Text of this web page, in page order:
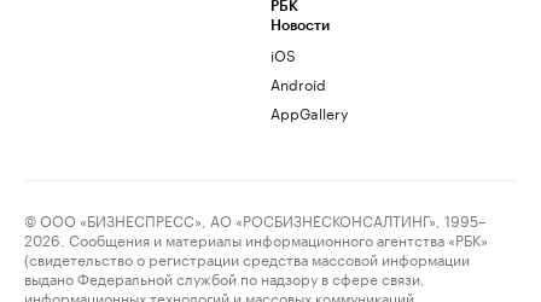
РБК
Новости
iOS
Android
AppGallery
© ООО «БИЗНЕСПРЕСС», АО «РОСБИЗНЕСКОНСАЛТИНГ», 1995–
2026. Сообщения и материалы информационного агентства «РБК»
(свидетельство о регистрации средства массовой информации
выдано Федеральной службой по надзору в сфере связи,
информационных технологий и массовых коммуникаций